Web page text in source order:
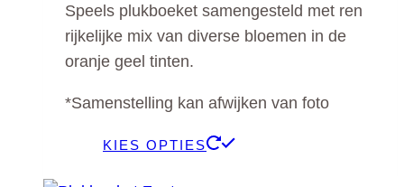
op
de
tot
€50,00
Speels plukboeket samengesteld met ren
rijkelijke mix van diverse bloemen in de
oranje geel tinten.
*Samenstelling kan afwijken van foto
KIES OPTIES